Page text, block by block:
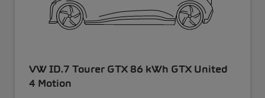
VW ID.7 Tourer GTX 86 kWh GTX United
4 Motion